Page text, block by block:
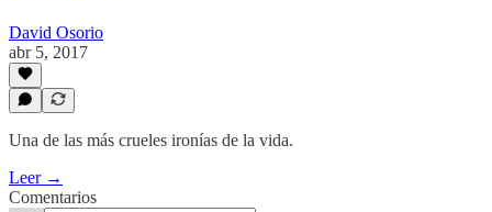
David Osorio
abr 5, 2017
Una de las más crueles ironías de la vida.
Leer →
Comentarios